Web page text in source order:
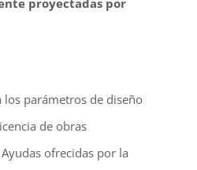
los parámetros de diseño
de obras
ofrecidas por la